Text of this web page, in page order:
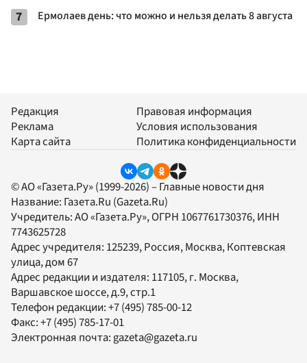
7 Ермолаев день: что можно и нельзя делать 8 августа
Редакция
Реклама
Карта сайта
Правовая информация
Условия использования
Политика конфиденциальности
© АО «Газета.Ру» (1999-2026) – Главные новости дня
Название: Газета.Ru (Gazeta.Ru)
Учредитель:АО «Газета.Ру», ОГРН 1067761730376, ИНН
7743625728
Адрес учредителя: 125239, Россия, Москва, Коптевская
улица, дом 67
Адрес редакции и издателя: 117105, г. Москва,
Варшавское шоссе, д.9, стр.1
Телефон редакции:+7 (495) 785-00-12
Факс:+7 (495) 785-17-01
Электронная почта:gazeta@gazeta.ru